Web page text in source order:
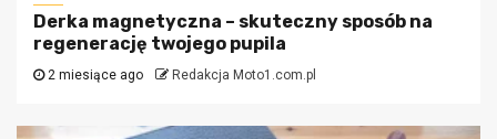
Derka magnetyczna – skuteczny sposób na
regenerację twojego pupila
2 miesiące ago Redakcja Moto1.com.pl